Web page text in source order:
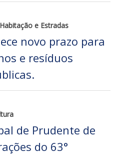
e Estradas
novo prazo para
e resíduos
de Prudente de
do 63°